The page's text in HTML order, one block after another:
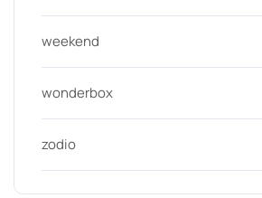
weekend
wonderbox
zodio